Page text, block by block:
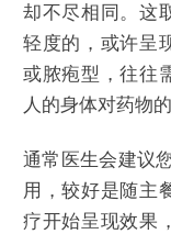
却不尽相同。这
轻度的，或许呈
或脓疱型，往往
人的身体对药物
通常医生会建议
用，较好是随主
疗开始呈现效果